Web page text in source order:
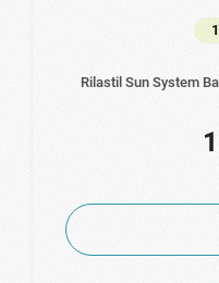
Rilastil Sun System